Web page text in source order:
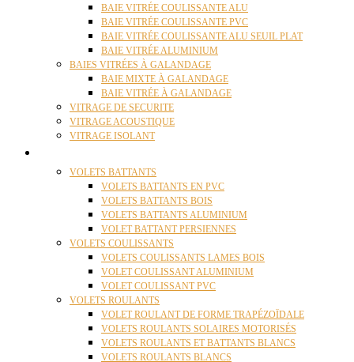
BAIE VITRÉE COULISSANTE ALU
BAIE VITRÉE COULISSANTE PVC
BAIE VITRÉE COULISSANTE ALU SEUIL PLAT
BAIE VITRÉE ALUMINIUM
BAIES VITRÉES À GALANDAGE
BAIE MIXTE À GALANDAGE
BAIE VITRÉE À GALANDAGE
VITRAGE DE SECURITE
VITRAGE ACOUSTIQUE
VITRAGE ISOLANT
VOLETS BATTANTS
VOLETS BATTANTS EN PVC
VOLETS BATTANTS BOIS
VOLETS BATTANTS ALUMINIUM
VOLET BATTANT PERSIENNES
VOLETS COULISSANTS
VOLETS COULISSANTS LAMES BOIS
VOLET COULISSANT ALUMINIUM
VOLET COULISSANT PVC
VOLETS ROULANTS
VOLET ROULANT DE FORME TRAPÉZOÏDALE
VOLETS ROULANTS SOLAIRES MOTORISÉS
VOLETS ROULANTS ET BATTANTS BLANCS
VOLETS ROULANTS BLANCS